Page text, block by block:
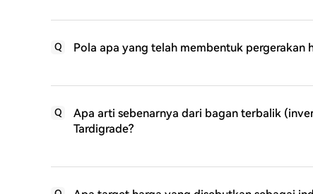
Q Pola apa yang telah membentuk pergerakan
Q
Apa arti sebenarnya dari bagan terbalik
Tardigrade?